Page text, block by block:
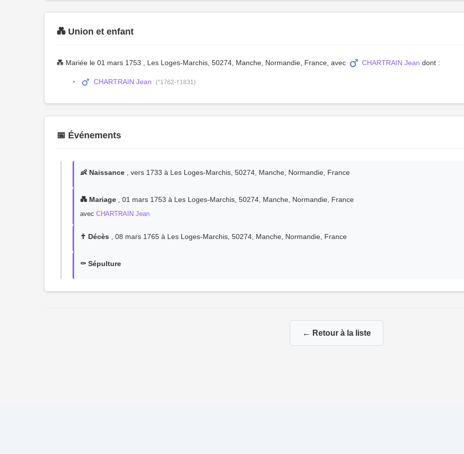
💑 Union et enfant
💑 Mariée le 01 mars 1753 , Les Loges-Marchis, 50274, Manche, Normandie, France, avec CHARTRAIN Jean dont :
CHARTRAIN Jean (°1762-†1831)
📅 Événements
👶 Naissance , vers 1733 à Les Loges-Marchis, 50274, Manche, Normandie, France
💑 Mariage , 01 mars 1753 à Les Loges-Marchis, 50274, Manche, Normandie, France
avec CHARTRAIN Jean
✝️ Décès , 08 mars 1765 à Les Loges-Marchis, 50274, Manche, Normandie, France
⚰️ Sépulture
← Retour à la liste